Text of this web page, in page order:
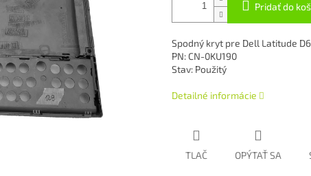
Pridať do
Spodný kryt pre Dell Latitude
PN: CN-0KU190
Stav: Použitý
Detailné informácie
TLAČ OPÝTAŤ SA